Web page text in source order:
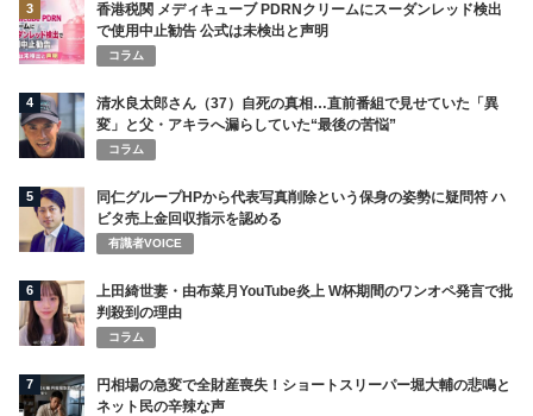
3
香港税関 メディキューブ PDRNクリームにスーダンレッド検出
で使用中止勧告 公式は未検出と声明
コラム
4
清水良太郎さん（37）自死の真相…直前番組で見せていた「異
変」と父・アキラへ漏らしていた“最後の苦悩”
コラム
5
同仁グループHPから代表写真削除という保身の姿勢に疑問符 ハ
ビタ売上金回収指示を認める
有識者VOICE
6
上田綺世妻・由布菜月YouTube炎上 W杯期間のワンオペ発言で批
判殺到の理由
コラム
7
円相場の急変で全財産喪失！ショートスリーパー堀大輔の悲鳴と
ネット民の辛辣な声